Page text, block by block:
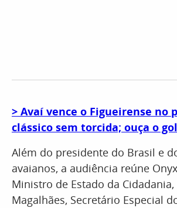
> Avaí vence o Figueirense no
clássico sem torcida; ouça o gol
Além do presidente do Brasil e
avaianos, a audiência reúne
Ministro de Estado da
Magalhães, Secretário Especial